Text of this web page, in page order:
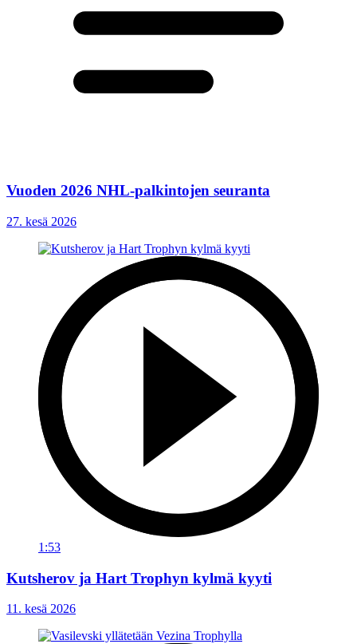
Vuoden 2026 NHL-palkintojen seuranta
27. kesä 2026
1:53
Kutsherov ja Hart Trophyn kylmä kyyti
11. kesä 2026